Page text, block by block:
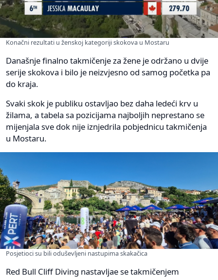
Konačni rezultati u ženskoj kategoriji skokova u Mostaru
Današnje finalno takmičenje za žene je održano u dvije
serije skokova i bilo je neizvjesno od samog početka pa
do kraja.
Svaki skok je publiku ostavljao bez daha ledeći krv u
žilama, a tabela sa pozicijama najboljih neprestano se
mijenjala sve dok nije iznjedrila pobjednicu takmičenja
u Mostaru.
Posjetioci su bili oduševljeni nastupima skakačica
Red Bull Cliff Diving nastavljae se takmičenjem